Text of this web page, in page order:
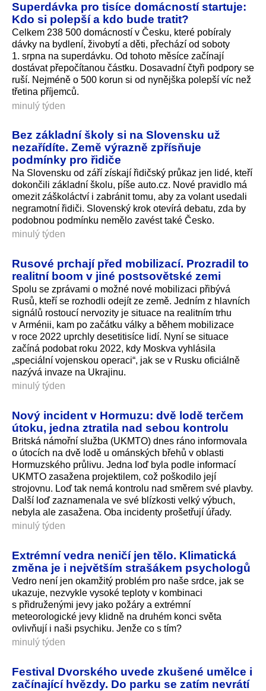
Superdávka pro tisíce domácností startuje:
Kdo si polepší a kdo bude tratit?
Celkem 238 500 domácností v Česku, které pobíraly
dávky na bydlení, živobytí a děti, přechází od soboty
1. srpna na superdávku. Od tohoto měsíce začínají
dostávat přepočítanou částku. Dosavadní čtyři podpory se
ruší. Nejméně o 500 korun si od nynějška polepší víc než
třetina příjemců.
minulý týden
Bez základní školy si na Slovensku už
nezařídíte. Země výrazně zpřísňuje
podmínky pro řidiče
Na Slovensku od září získají řidičský průkaz jen lidé, kteří
dokončili základní školu, píše auto.cz. Nové pravidlo má
omezit záškoláctví i zabránit tomu, aby za volant usedali
negramotní řidiči. Slovenský krok otevírá debatu, zda by
podobnou podmínku nemělo zavést také Česko.
minulý týden
Rusové prchají před mobilizací. Prozradil to
realitní boom v jiné postsovětské zemi
Spolu se zprávami o možné nové mobilizaci přibývá
Rusů, kteří se rozhodli odejít ze země. Jedním z hlavních
signálů rostoucí nervozity je situace na realitním trhu
v Arménii, kam po začátku války a během mobilizace
v roce 2022 uprchly desetitisíce lidí. Nyní se situace
začíná podobat roku 2022, kdy Moskva vyhlásila
„speciální vojenskou operaci“, jak se v Rusku oficiálně
nazývá invaze na Ukrajinu.
minulý týden
Nový incident v Hormuzu: dvě lodě terčem
útoku, jedna ztratila nad sebou kontrolu
Britská námořní služba (UKMTO) dnes ráno informovala
o útocích na dvě lodě u ománských břehů v oblasti
Hormuzského průlivu. Jedna loď byla podle informací
UKMTO zasažena projektilem, což poškodilo její
strojovnu. Loď tak nemá kontrolu nad směrem své plavby.
Další loď zaznamenala ve své blízkosti velký výbuch,
nebyla ale zasažena. Oba incidenty prošetřují úřady.
minulý týden
Extrémní vedra neničí jen tělo. Klimatická
změna je i největším strašákem psychologů
Vedro není jen okamžitý problém pro naše srdce, jak se
ukazuje, nezvykle vysoké teploty v kombinaci
s přidruženými jevy jako požáry a extrémní
meteorologické jevy klidně na druhém konci světa
ovlivňují i naši psychiku. Jenže co s tím?
minulý týden
Festival Dvorského uvede zkušené umělce i
začínající hvězdy. Do parku se zatím nevrátí